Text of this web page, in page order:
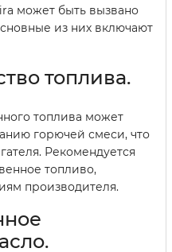
может быть вызвано
из них включают
топлива.
топлива может
горючей смеси, что
Рекомендуется
топливо,
производителя.